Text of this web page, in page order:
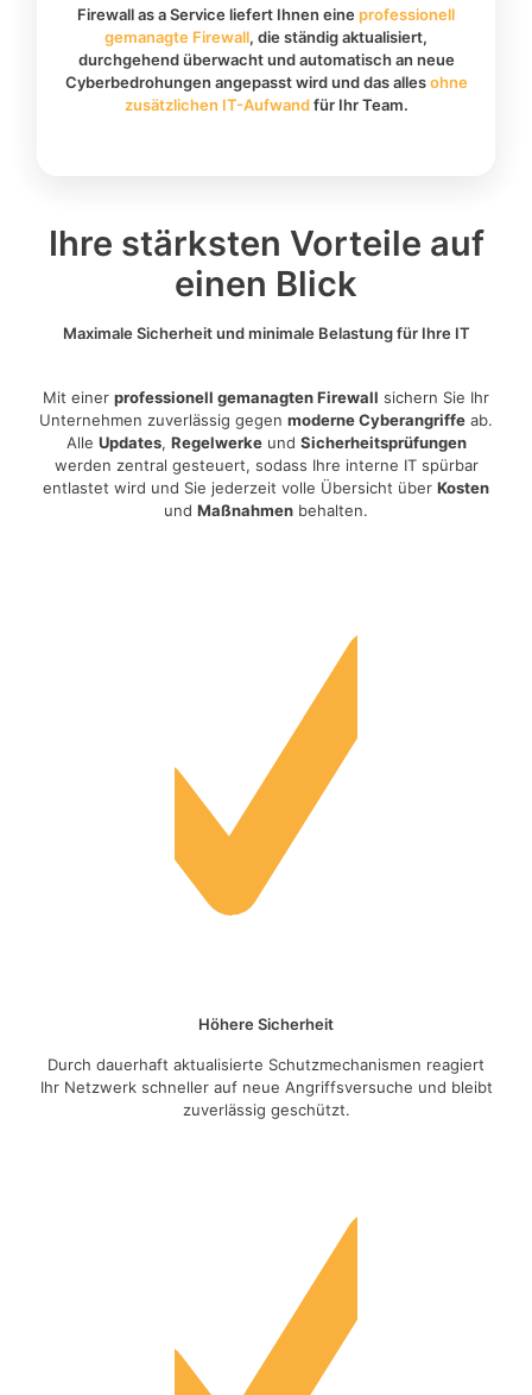
Firewall as a Service liefert Ihnen eineprofessionell
gemanagte Firewall, die ständig aktualisiert,
durchgehend überwacht und automatisch an neue
Cyberbedrohungen angepasst wird und das allesohne
zusätzlichen IT-Aufwandfür Ihr Team.
Ihre stärksten Vorteile auf
einen Blick
Maximale Sicherheit und minimale Belastung für Ihre IT
Mit einer professionell gemanagten Firewall sichern Sie Ihr
Unternehmen zuverlässig gegen moderne Cyberangriffe ab.
Alle Updates, Regelwerkeund Sicherheitsprüfungen
werden zentral gesteuert, sodass Ihre interne IT spürbar
entlastet wird und Sie jederzeit volle Übersicht über Kosten
und Maßnahmen behalten.
Höhere Sicherheit
Durch dauerhaft aktualisierte Schutzmechanismen reagiert
Ihr Netzwerk schneller auf neue Angriffsversuche und bleibt
zuverlässig geschützt.